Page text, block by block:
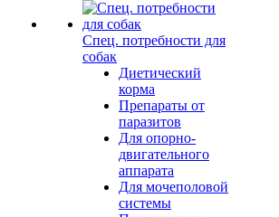
Спец. потребности для
собак
Диетический
корма
Препараты от
паразитов
Для опорно-
двигательного
аппарата
Для мочеполовой
системы